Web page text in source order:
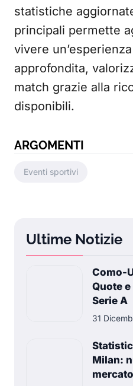
statistiche
principali permette
vivere
approfondita,
match grazie alla
disponibili.
ARGOMENTI
Eventi sportivi
Ultime Notizie
Como-
Quote
Serie A
31
Milan:
mercato